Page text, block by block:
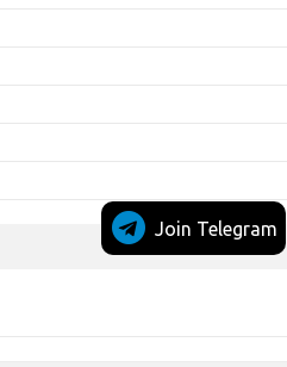
Join Telegram